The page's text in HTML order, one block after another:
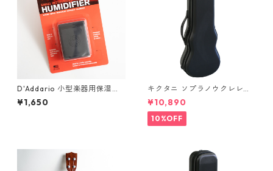
D'Addario 小型楽器用保湿器
SMALL INSTRUMENT HUMIDI
FIER
¥1,650
キクタニ ソプラノウクレレ用
ハードケース UPC-10N
¥10,890
10%OFF